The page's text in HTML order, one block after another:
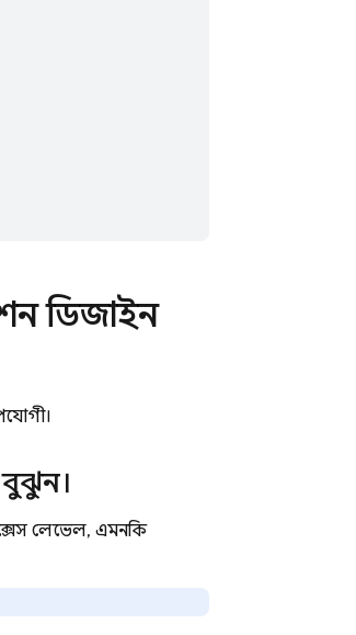
ডিজাইন
বুঝুন।
লেভেল, এমনকি